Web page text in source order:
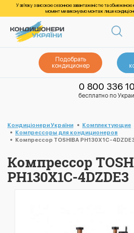
У зв’язку з високою сезонною завантаженістю та обмеженою
момент ми виконуємо монтаж лише
Подобрать
кондиционер
0 800 336
бесплатно по
Кондиціонери України
Комплектующие
Компрессоры для кондиционеров
Компрессор TOSHIBA PH130X1C-
Компрессор
PH130X1C-4DZDE3